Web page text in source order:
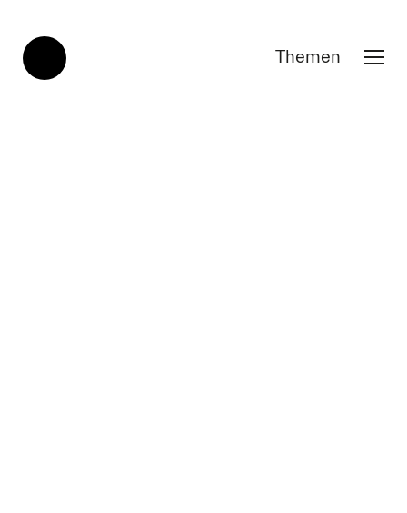
Themen